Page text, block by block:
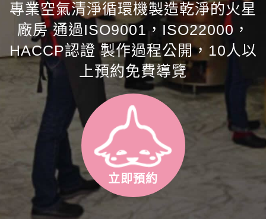
專業空氣清淨循環機製造乾淨的火星
廠房 通過ISO9001，ISO22000，
HACCP認證 製作過程公開，10人以
上預約免費導覽
立即預約